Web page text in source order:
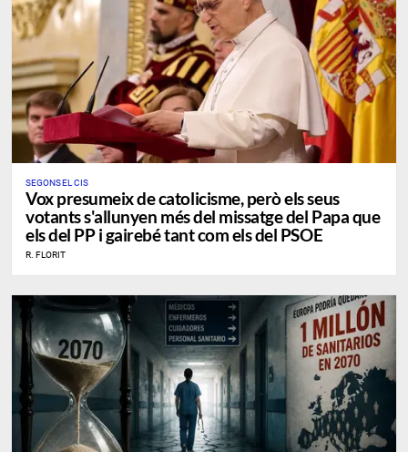
​SEGONS EL CIS
Vox presumeix de catolicisme, però els seus
votants s'allunyen més del missatge del Papa que
els del PP i gairebé tant com els del PSOE
R. FLORIT